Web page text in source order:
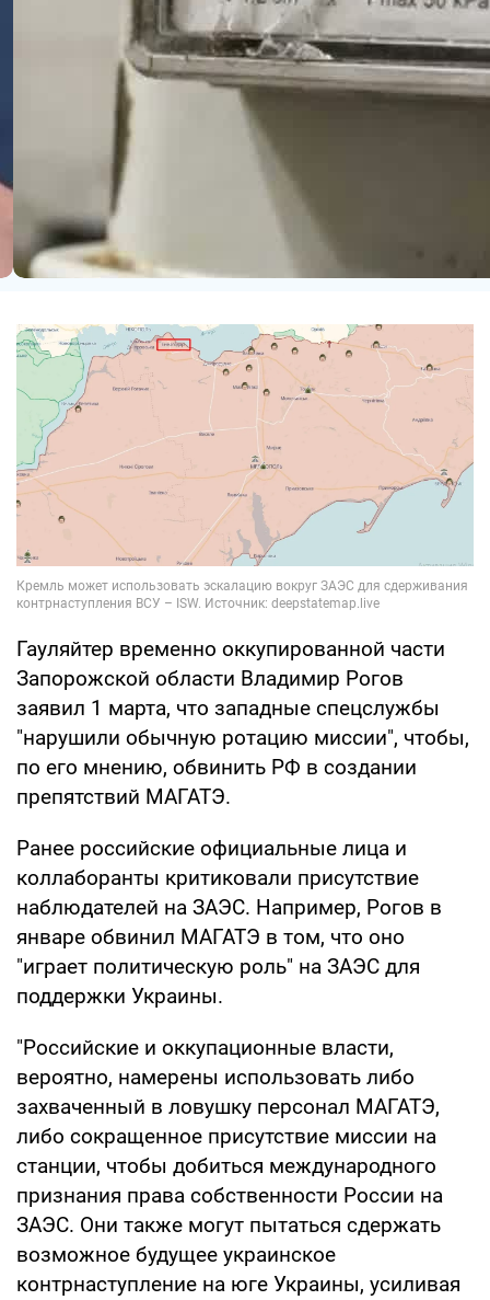
Гауляйтер временно оккупированной части
Запорожской области Владимир Рогов
заявил 1 марта, что западные спецслужбы
"нарушили обычную ротацию миссии", чтобы,
по его мнению, обвинить РФ в создании
препятствий МАГАТЭ.
Ранее российские официальные лица и
коллаборанты критиковали присутствие
наблюдателей на ЗАЭС. Например, Рогов в
январе обвинил МАГАТЭ в том, что оно
"играет политическую роль" на ЗАЭС для
поддержки Украины.
"Российские и оккупационные власти,
вероятно, намерены использовать либо
захваченный в ловушку персонал МАГАТЭ,
либо сокращенное присутствие миссии на
станции, чтобы добиться международного
признания права собственности России на
ЗАЭС. Они также могут пытаться сдержать
возможное будущее украинское
контрнаступление на юге Украины, усиливая